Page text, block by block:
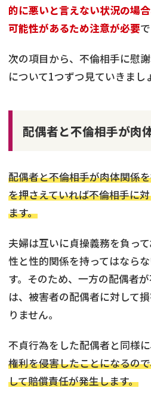
的に悪いと言えない状況の場
可能性があるため注意が必要で
次の項目から、不倫相手に慰
について1つずつ見ていきまし
配偶者と不倫相手が肉
配偶者と不倫相手が肉体関係
を押さえていれば不倫相手に
ます。
夫婦は互いに貞操義務を負っ
性と性的関係を持ってはなら
す。そのため、一方の配偶者
は、被害者の配偶者に対して
りません。
不貞行為をした配偶者と同様に
権利を侵害したことになるの
して賠償責任が発生します。